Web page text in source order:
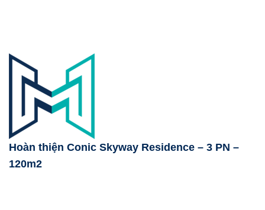
Hoàn thiện Conic Skyway Residence – 3 PN –
120m2